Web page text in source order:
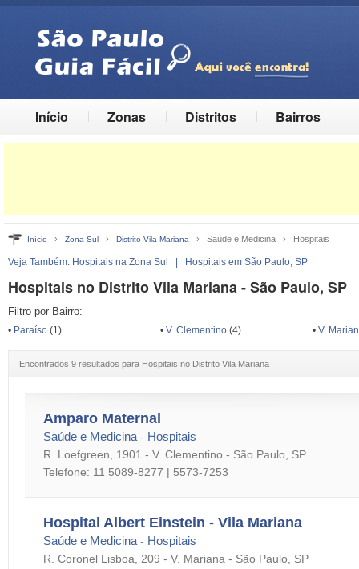
Início Zonas Distritos Bairros
Início › Zona Sul › Distrito Vila Mariana › Saúde e Medicina › Hospitais
Veja Também: Hospitais na Zona Sul Hospitais em São Paulo, SP
Hospitais no Distrito Vila Mariana - São Paulo, SP
Filtro por Bairro:
• Paraíso (1) •V. Clementino (4) •V.
Encontrados 9 resultados para Hospitais no Distrito Vila Mariana
Amparo Maternal
Saúde e Medicina - Hospitais
R. Loefgreen, 1901 - V. Clementino - São Paulo, SP
Telefone: 11 5089-8277 | 5573-7253
Hospital Albert Einstein - Vila Mariana
Saúde e Medicina - Hospitais
R. Coronel Lisboa, 209 - V. Mariana - São Paulo, SP